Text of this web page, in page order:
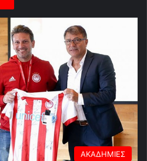
ΑΚΑΔΗΜΙΕΣ